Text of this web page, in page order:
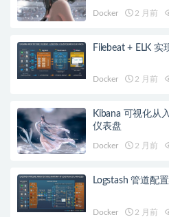
Docker 2 月前
Filebeat + ELK
Docker 2 月前
Kibana 可视化从
仪表盘
Docker 2 月前
Logstash 管道配
Docker 2 月前